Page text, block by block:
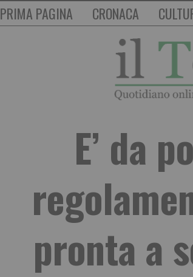
PRIMA PAGINA CRONACA
E’ da
pronta a